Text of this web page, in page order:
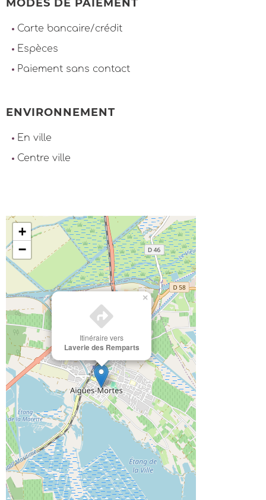
MODES DE PAIEMENT
Carte bancaire/crédit
Espèces
Paiement sans contact
ENVIRONNEMENT
En ville
Centre ville
Itinéraire vers
Laverie des Remparts
×
+
−